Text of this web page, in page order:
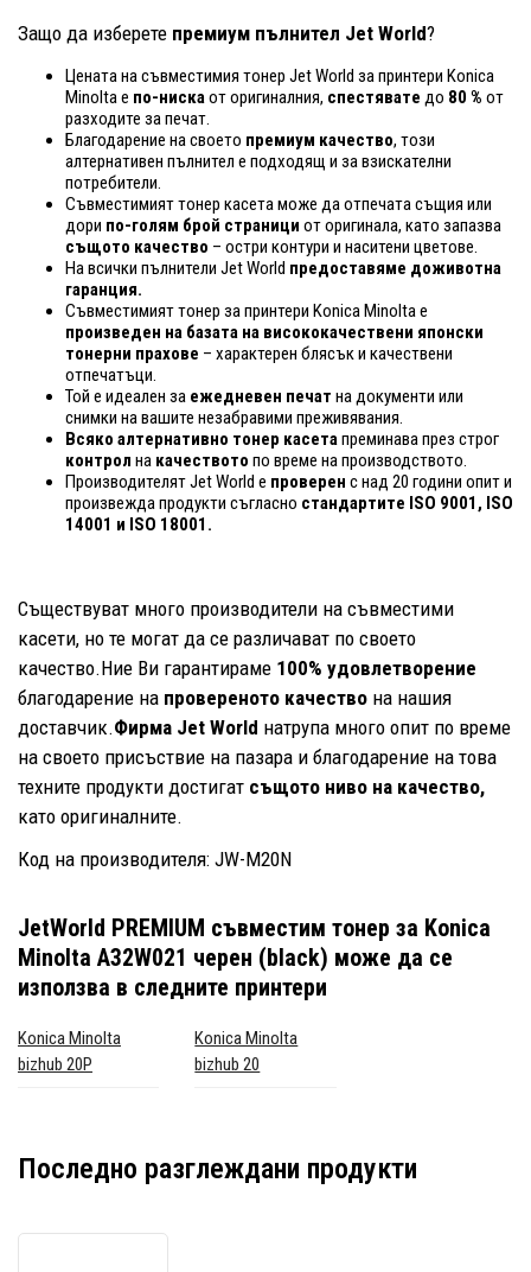
Защо да изберете премиум пълнител Jet World?
Цената на съвместимия тонер Jet World за принтери Konica
Minolta е по-нискаот оригиналния, спестявате до 80 % от
разходите за печат.
Благодарение на своето премиум качество, този
алтернативен пълнител е подходящ и за взискателни
потребители.
Съвместимият тонер касета може да отпечата същия или
дори по-голям брой страници от оригинала, като запазва
същото качество – остри контури и наситени цветове.
На всички пълнители Jet World предоставяме доживотна
гаранция.
Съвместимият тонер за принтери Konica Minolta е
произведен на базата на висококачествени японски
тонерни прахове – характерен блясък и качествени
отпечатъци.
Той е идеален за ежедневен печат на документи или
снимки на вашите незабравими преживявания.
Всяко алтернативно тонер касетапреминава през строг
контрол на качеството по време на производството.
Производителят Jet World е проверен с над 20 години опит и
произвежда продукти съгласно стандартите ISO 9001, ISO
14001 и ISO 18001.
Съществуват много производители на съвместими
касети, но те могат да се различават по своето
качество.Ние Ви гарантираме 100% удовлетворение
благодарение на провереното качество на нашия
доставчик.Фирма Jet World натрупа много опит по време
на своето присъствие на пазара и благодарение на това
техните продукти достигат същото ниво на качество,
като оригиналните.
Код на производителя: JW-M20N
JetWorld PREMIUM съвместим тонер за Konica
Minolta A32W021 черен (black) може да се
използва в следните принтери
Konica Minolta
bizhub 20P
Konica Minolta
bizhub 20
Последно разглеждани продукти